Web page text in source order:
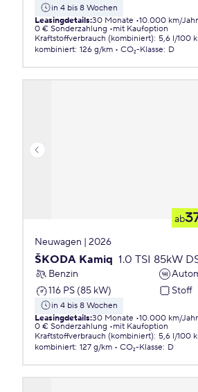
in 4 bis 8 Wochen
Leasingdetails:30 Monate 10.000 km/Jahr
0 € Sonderzahlung
mit Kaufoption
Kraftstoffverbrauch (kombiniert): 5,6 l/100
kombiniert: 126 g/km CO₂-Klasse: D
ab
Neuwagen | 2026
ŠKODA Kamiq 1.0 TSI 85kW
Benzin
116 PS (85 kW)
Stoff
in 4 bis 8 Wochen
Leasingdetails:30 Monate 10.000 km/Jahr
0 € Sonderzahlung
mit Kaufoption
Kraftstoffverbrauch (kombiniert): 5,6 l/100
kombiniert: 127 g/km CO₂-Klasse: D